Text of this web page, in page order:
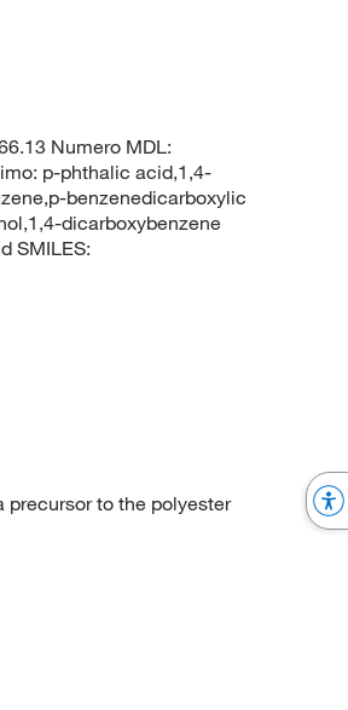
Numero MDL:
p-phthalic acid,1,4-
benzenedicarboxylic
dicarboxybenzene
SMILES:
precursor to the polyester